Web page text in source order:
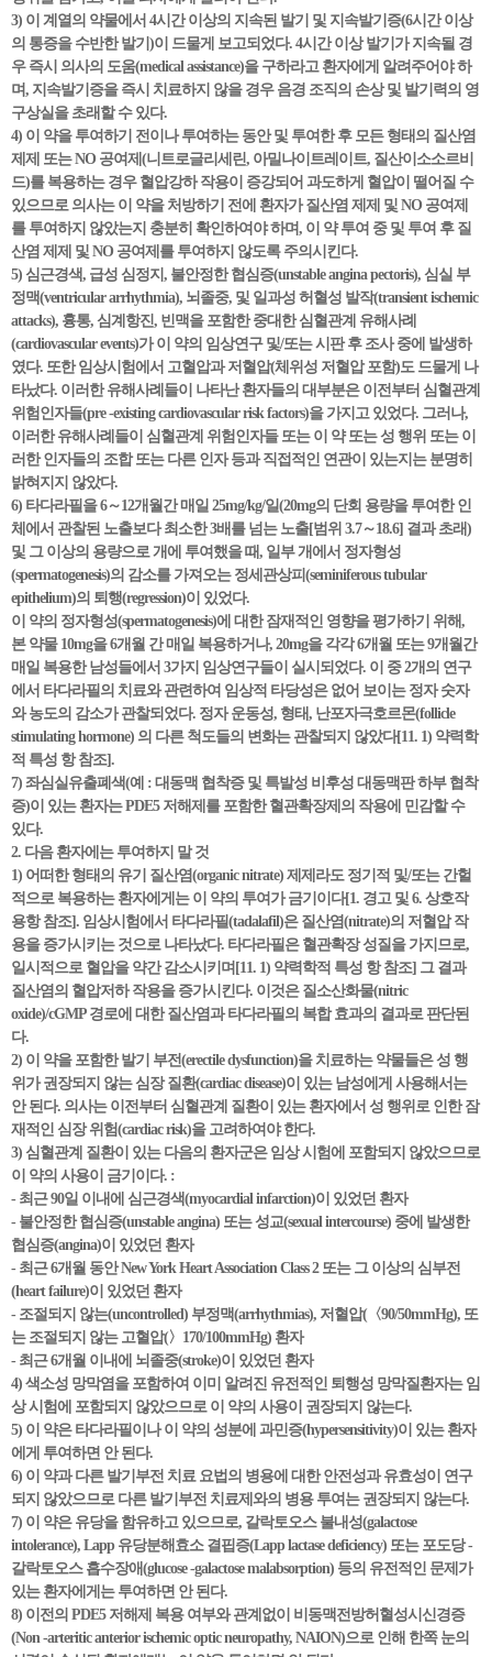
3) 이 계열의 약물에서 4시간 이상의 지속된 발기 및 지속발기증(6시간 이상
의 통증을 수반한 발기)이 드물게 보고되었다. 4시간 이상 발기가 지속될 경
우 즉시 의사의 도움(medical assistance)을 구하라고 환자에게 알려주어야 하
며, 지속발기증을 즉시 치료하지 않을 경우 음경 조직의 손상 및 발기력의 영
구상실을 초래할 수 있다.
4) 이 약을 투여하기 전이나 투여하는 동안 및 투여한 후 모든 형태의 질산염
제제 또는 NO 공여제(니트로글리세린, 아밀나이트레이트, 질산이소소르비
드)를 복용하는 경우 혈압강하 작용이 증강되어 과도하게 혈압이 떨어질 수
있으므로 의사는 이 약을 처방하기 전에 환자가 질산염 제제 및 NO 공여제
를 투여하지 않았는지 충분히 확인하여야 하며, 이 약 투여 중 및 투여 후 질
산염 제제 및 NO 공여제를 투여하지 않도록 주의시킨다.
5) 심근경색, 급성 심정지, 불안정한 협심증(unstable angina pectoris), 심실 부
정맥(ventricular arrhythmia), 뇌졸중, 및 일과성 허혈성 발작(transient ischemic
attacks), 흉통, 심계항진, 빈맥을 포함한 중대한 심혈관계 유해사례
(cardiovascular events)가 이 약의 임상연구 및/또는 시판 후 조사 중에 발생하
였다. 또한 임상시험에서 고혈압과 저혈압(체위성 저혈압 포함)도 드물게 나
타났다. 이러한 유해사례들이 나타난 환자들의 대부분은 이전부터 심혈관계
위험인자들(pre -existing cardiovascular risk factors)을 가지고 있었다. 그러나,
이러한 유해사례들이 심혈관계 위험인자들 또는 이 약 또는 성 행위 또는 이
러한 인자들의 조합 또는 다른 인자 등과 직접적인 연관이 있는지는 분명히
밝혀지지 않았다.
6) 타다라필을 6～12개월간 매일 25mg/kg/일(20mg의 단회 용량을 투여한 인
체에서 관찰된 노출보다 최소한 3배를 넘는 노출[범위 3.7～18.6] 결과 초래)
및 그 이상의 용량으로 개에 투여했을 때, 일부 개에서 정자형성
(spermatogenesis)의 감소를 가져오는 정세관상피(seminiferous tubular
epithelium)의 퇴행(regression)이 있었다.
이 약의 정자형성(spermatogenesis)에 대한 잠재적인 영향을 평가하기 위해,
본 약물 10mg을 6개월 간 매일 복용하거나, 20mg을 각각 6개월 또는 9개월간
매일 복용한 남성들에서 3가지 임상연구들이 실시되었다. 이 중 2개의 연구
에서 타다라필의 치료와 관련하여 임상적 타당성은 없어 보이는 정자 숫자
와 농도의 감소가 관찰되었다. 정자 운동성, 형태, 난포자극호르몬(follicle
stimulating hormone) 의 다른 척도들의 변화는 관찰되지 않았다[11. 1) 약력학
적 특성 항 참조].
7) 좌심실유출폐색(예 : 대동맥 협착증 및 특발성 비후성 대동맥판 하부 협착
증)이 있는 환자는 PDE5 저해제를 포함한 혈관확장제의 작용에 민감할 수
있다.
2. 다음 환자에는 투여하지 말 것
1) 어떠한 형태의 유기 질산염(organic nitrate) 제제라도 정기적 및/또는 간헐
적으로 복용하는 환자에게는 이 약의 투여가 금기이다[1. 경고 및 6. 상호작
용항 참조]. 임상시험에서 타다라필(tadalafil)은 질산염(nitrate)의 저혈압 작
용을 증가시키는 것으로 나타났다. 타다라필은 혈관확장 성질을 가지므로,
일시적으로 혈압을 약간 감소시키며[11. 1) 약력학적 특성 항 참조] 그 결과
질산염의 혈압저하 작용을 증가시킨다. 이것은 질소산화물(nitric
oxide)/cGMP 경로에 대한 질산염과 타다라필의 복합 효과의 결과로 판단된
다.
2) 이 약을 포함한 발기 부전(erectile dysfunction)을 치료하는 약물들은 성 행
위가 권장되지 않는 심장 질환(cardiac disease)이 있는 남성에게 사용해서는
안 된다. 의사는 이전부터 심혈관계 질환이 있는 환자에서 성 행위로 인한 잠
재적인 심장 위험(cardiac risk)을 고려하여야 한다.
3) 심혈관계 질환이 있는 다음의 환자군은 임상 시험에 포함되지 않았으므로
이 약의 사용이 금기이다. :
- 최근 90일 이내에 심근경색(myocardial infarction)이 있었던 환자
- 불안정한 협심증(unstable angina) 또는 성교(sexual intercourse) 중에 발생한
협심증(angina)이 있었던 환자
- 최근 6개월 동안 New York Heart Association Class 2 또는 그 이상의 심부전
(heart failure)이 있었던 환자
- 조절되지 않는(uncontrolled) 부정맥(arrhythmias), 저혈압(〈90/50mmHg), 또
는 조절되지 않는 고혈압(〉170/100mmHg) 환자
- 최근 6개월 이내에 뇌졸중(stroke)이 있었던 환자
4) 색소성 망막염을 포함하여 이미 알려진 유전적인 퇴행성 망막질환자는 임
상 시험에 포함되지 않았으므로 이 약의 사용이 권장되지 않는다.
5) 이 약은 타다라필이나 이 약의 성분에 과민증(hypersensitivity)이 있는 환자
에게 투여하면 안 된다.
6) 이 약과 다른 발기부전 치료 요법의 병용에 대한 안전성과 유효성이 연구
되지 않았으므로 다른 발기부전 치료제와의 병용 투여는 권장되지 않는다.
7) 이 약은 유당을 함유하고 있으므로, 갈락토오스 불내성(galactose
intolerance), Lapp 유당분해효소 결핍증(Lapp lactase deficiency) 또는 포도당 -
갈락토오스 흡수장애(glucose -galactose malabsorption) 등의 유전적인 문제가
있는 환자에게는 투여하면 안 된다.
8) 이전의 PDE5 저해제 복용 여부와 관계없이 비동맥전방허혈성시신경증
(Non -arteritic anterior ischemic optic neuropathy, NAION)으로 인해 한쪽 눈의